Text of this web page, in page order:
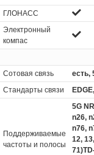
ГЛОНАСС
Электронный
компас
Сотовая связь
есть,
Стандарты связи
Поддерживаемые
частоты и полосы
5G
n26,
n76,
12,